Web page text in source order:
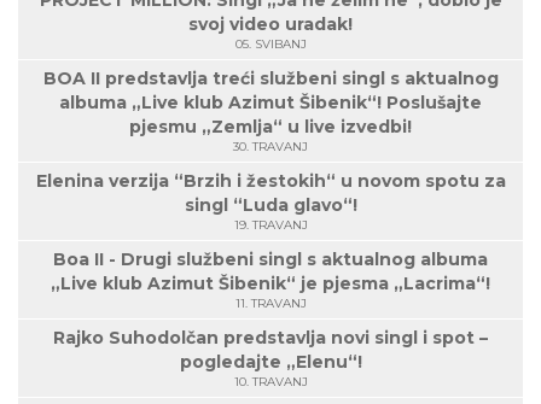
svoj video uradak!
05. SVIBANJ
BOA II predstavlja treći službeni singl s aktualnog
albuma „Live klub Azimut Šibenik“! Poslušajte
pjesmu „Zemlja“ u live izvedbi!
30. TRAVANJ
Elenina verzija “Brzih i žestokih“ u novom spotu za
singl “Luda glavo“!
19. TRAVANJ
Boa II - Drugi službeni singl s aktualnog albuma
„Live klub Azimut Šibenik“ je pjesma „Lacrima“!
11. TRAVANJ
Rajko Suhodolčan predstavlja novi singl i spot –
pogledajte „Elenu“!
10. TRAVANJ